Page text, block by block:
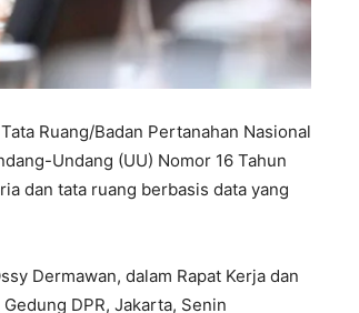
Ruang/Badan Pertanahan Nasional
Undang (UU) Nomor 16 Tahun
dan tata ruang berbasis data yang
Dermawan, dalam Rapat Kerja dan
DPR, Jakarta, Senin